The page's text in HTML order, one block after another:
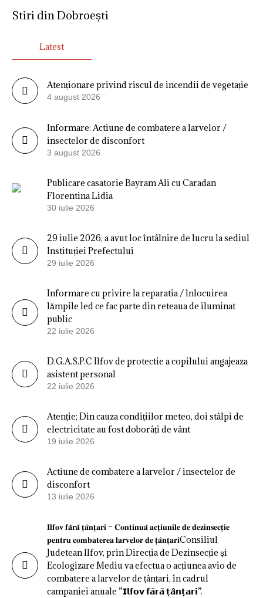
Stiri din Dobroești
Latest
Atenționare privind riscul de incendii de vegetație
4 august 2026
Informare: Actiune de combatere a larvelor /
insectelor de disconfort
3 august 2026
Publicare casatorie Bayram Ali cu Caradan
Florentina Lidia
30 iulie 2026
29 iulie 2026, a avut loc întâlnire de lucru la sediul
Instituției Prefectului
29 iulie 2026
Informare cu privire la reparatia / înlocuirea
lămpile led ce fac parte din reteaua de iluminat
public
22 iulie 2026
D.G.A.S.P.C Ilfov de protectie a copilului angajeaza
asistent personal
22 iulie 2026
Atenție; Din cauza condițiilor meteo, doi stâlpi de
electricitate au fost doborâți de vânt
19 iulie 2026
Actiune de combatere a larvelor / insectelor de
disconfort
13 iulie 2026
𝐈𝐥𝐟𝐨𝐯 𝐟𝐚̆𝐫𝐚̆ 𝐭̦𝐚̂𝐧𝐭̦𝐚𝐫𝐢 – 𝐂𝐨𝐧𝐭𝐢𝐧𝐮𝐚̆ 𝐚𝐜𝐭̦𝐢𝐮𝐧𝐢𝐥𝐞 𝐝𝐞 𝐝𝐞𝐳𝐢𝐧𝐬𝐞𝐜𝐭̦𝐢𝐞
𝐩𝐞𝐧𝐭𝐫𝐮 𝐜𝐨𝐦𝐛𝐚𝐭𝐞𝐫𝐞𝐚 𝐥𝐚𝐫𝐯𝐞𝐥𝐨𝐫 𝐝𝐞 𝐭̦𝐚̂𝐧𝐭̦𝐚𝐫𝐢Consiliul
Judetean Ilfov, prin Direcția de Dezinsecție și
Ecologizare Mediu va efectua o acțiunea avio de
combatere a larvelor de țânțari, în cadrul
campaniei anuale ”𝗜𝗹𝗳𝗼𝘃 𝗳𝗮̆𝗿𝗮̆ 𝘁̦𝗮̂𝗻𝘁̦𝗮𝗿𝗶”.